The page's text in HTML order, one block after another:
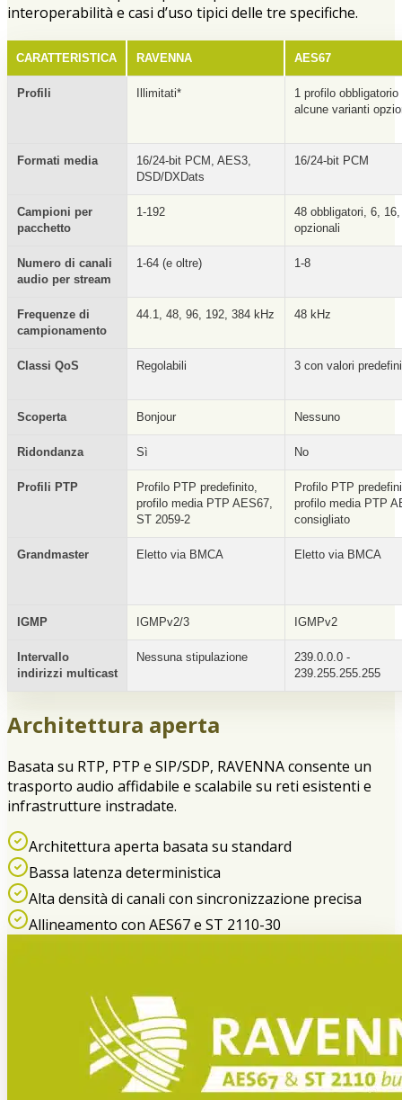
interoperabilità e casi d’uso tipici delle tre specifiche.
CARATTERISTICA RAVENNA AES67
Profili Illimitati*
1 profilo obbligatorio
alcune varianti
Formati media
16/24-bit PCM, AES3,
DSD/DXDats
16/24-bit PCM
Campioni per
pacchetto
1-192
48 obbligatori, 6,
opzionali
Numero di canali
audio per stream
1-64 (e oltre) 1-8
Frequenze di
campionamento
44.1, 48, 96, 192, 384 kHz 48 kHz
Classi QoS Regolabili 3 con valori
Scoperta Bonjour Nessuno
Ridondanza Sì No
Profili PTP
Profilo PTP predefinito,
profilo media PTP AES67,
ST 2059-2
Profilo PTP
profilo media PTP
consigliato
Grandmaster Eletto via BMCA Eletto via BMCA
IGMP IGMPv2/3 IGMPv2
Intervallo
indirizzi multicast
Nessuna stipulazione
239.0.0.0 -
239.255.255.255
Architettura aperta
Basata su RTP, PTP e SIP/SDP, RAVENNA consente un
trasporto audio affidabile e scalabile su reti esistenti e
infrastrutture instradate.
Architettura aperta basata su standard
Bassa latenza deterministica
Alta densità di canali con sincronizzazione precisa
Allineamento con AES67 e ST 2110-30